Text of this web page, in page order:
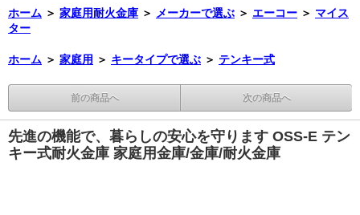
ホーム ＞ 家庭用耐火金庫 ＞ メーカーで選ぶ ＞ エーコー ＞ マイス
ター
ホーム ＞ 家庭用 ＞ キータイプで選ぶ ＞ テンキー式
前の商品へ 次の商品へ
先進の機能で、暮らしの安心を守ります OSS-E テン
キー式耐火金庫 家庭用金庫/金庫/耐火金庫